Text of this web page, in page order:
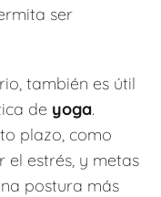
ser
también es útil
de yoga.
plazo, como
estrés, y metas
postura más